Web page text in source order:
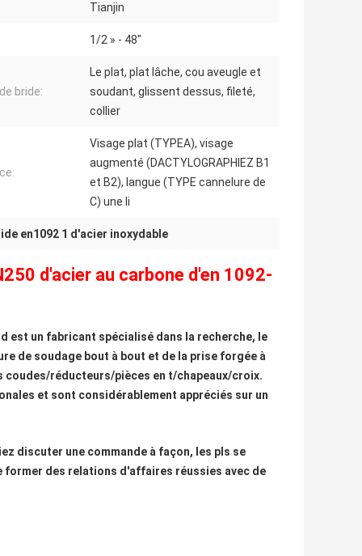
Tianjin
1/2 » - 48"
bride:
Le plat, plat lâche, cou aveugle et
soudant, glissent dessus, fileté,
collier
Visage plat (TYPEA), visage
augmenté (DACTYLOGRAPHIEZ B1
et B2), langue (TYPE cannelure de
C) une li
en1092 1 d'acier inoxydable
d'acier au carbone d'en 1092-
Ltd est un fabricant spécialisé dans la recherche, le
de soudage bout à bout et de la prise forgée à
réducteurs/pièces en t/chapeaux/croix.
et sont considérablement appréciés sur un
discuter une commande à façon, les pls se
des relations d'affaires réussies avec de